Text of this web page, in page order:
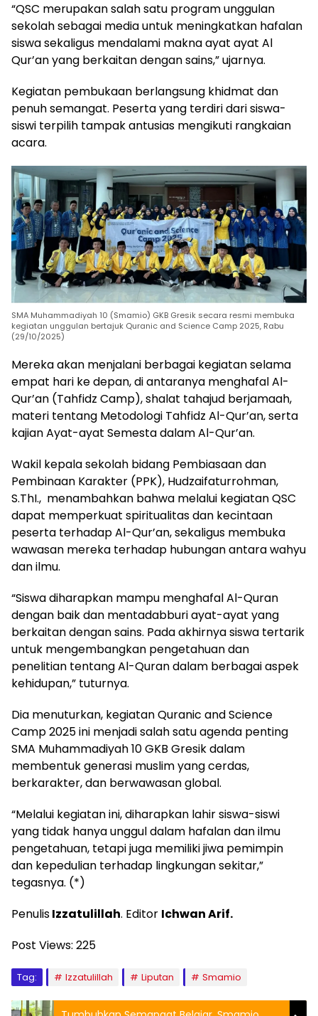
“QSC merupakan salah satu program unggulan
sekolah sebagai media untuk meningkatkan hafalan
siswa sekaligus mendalami makna ayat ayat Al
Qur’an yang berkaitan dengan sains,” ujarnya.
Kegiatan pembukaan berlangsung khidmat dan
penuh semangat. Peserta yang terdiri dari siswa-
siswi terpilih tampak antusias mengikuti rangkaian
acara.
SMA Muhammadiyah 10 (Smamio) GKB Gresik secara resmi membuka
kegiatan unggulan bertajuk Quranic and Science Camp 2025, Rabu
(29/10/2025)
Mereka akan menjalani berbagai kegiatan selama
empat hari ke depan, di antaranya menghafal Al-
Qur’an (Tahfidz Camp), shalat tahajud berjamaah,
materi tentang Metodologi Tahfidz Al-Qur’an, serta
kajian Ayat-ayat Semesta dalam Al-Qur’an.
Wakil kepala sekolah bidang Pembiasaan dan
Pembinaan Karakter (PPK), Hudzaifaturrohman,
S.ThI., menambahkan bahwa melalui kegiatan QSC
dapat memperkuat spiritualitas dan kecintaan
peserta terhadap Al-Qur’an, sekaligus membuka
wawasan mereka terhadap hubungan antara wahyu
dan ilmu.
“Siswa diharapkan mampu menghafal Al-Quran
dengan baik dan mentadabburi ayat-ayat yang
berkaitan dengan sains. Pada akhirnya siswa tertarik
untuk mengembangkan pengetahuan dan
penelitian tentang Al-Quran dalam berbagai aspek
kehidupan,” tuturnya.
Dia menuturkan, kegiatan Quranic and Science
Camp 2025 ini menjadi salah satu agenda penting
SMA Muhammadiyah 10 GKB Gresik dalam
membentuk generasi muslim yang cerdas,
berkarakter, dan berwawasan global.
“Melalui kegiatan ini, diharapkan lahir siswa-siswi
yang tidak hanya unggul dalam hafalan dan ilmu
pengetahuan, tetapi juga memiliki jiwa pemimpin
dan kepedulian terhadap lingkungan sekitar,”
tegasnya. (*)
PenulisIzzatulillah. Editor Ichwan Arif.
Post Views: 225
Tag: Izzatulillah Liputan Smamio